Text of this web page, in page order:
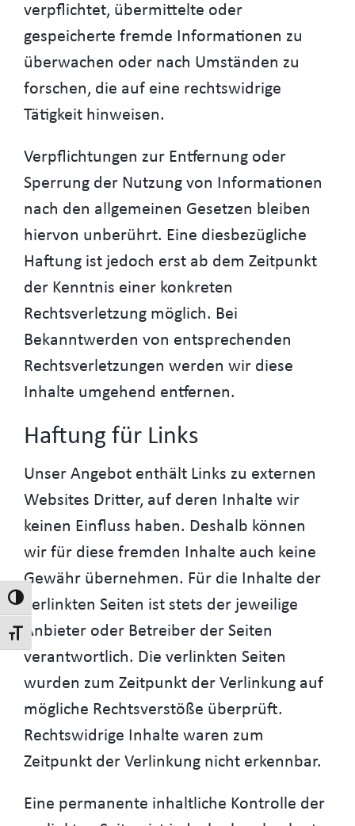
Umschalten auf hohe Kontraste
Schrift vergrößern
verpflichtet, übermittelte oder
gespeicherte fremde Informationen zu
überwachen oder nach Umständen zu
forschen, die auf eine rechtswidrige
Tätigkeit hinweisen.
Verpflichtungen zur Entfernung oder
Sperrung der Nutzung von Informationen
nach den allgemeinen Gesetzen bleiben
hiervon unberührt. Eine diesbezügliche
Haftung ist jedoch erst ab dem Zeitpunkt
der Kenntnis einer konkreten
Rechtsverletzung möglich. Bei
Bekanntwerden von entsprechenden
Rechtsverletzungen werden wir diese
Inhalte umgehend entfernen.
Haftung für Links
Unser Angebot enthält Links zu externen
Websites Dritter, auf deren Inhalte wir
keinen Einfluss haben. Deshalb können
wir für diese fremden Inhalte auch keine
Gewähr übernehmen. Für die Inhalte der
verlinkten Seiten ist stets der jeweilige
Anbieter oder Betreiber der Seiten
verantwortlich. Die verlinkten Seiten
wurden zum Zeitpunkt der Verlinkung auf
mögliche Rechtsverstöße überprüft.
Rechtswidrige Inhalte waren zum
Zeitpunkt der Verlinkung nicht erkennbar.
Eine permanente inhaltliche Kontrolle der